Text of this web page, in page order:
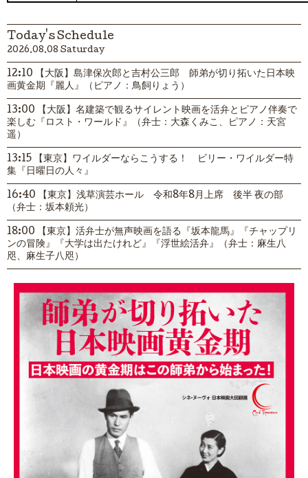
Today's Schedule
2026.08.08 Saturday
12:10 【大阪】島津保次郎と吉村公三郎 師弟が切り拓いた日本映
画黄金期『麗人』（ピアノ：鳥飼りょう）
13:00 【大阪】名建築で観るサイレント映画を活弁とピアノ伴奏で
楽しむ『ロスト・ワールド』（弁士：大森くみこ、ピアノ：天宮
遥）
13:15 【東京】ワイルダーならこうする！ ビリー・ワイルダー特
集『日曜日の人々』
16:40 【東京】浅草演芸ホール 令和8年8月上席 後半 夜の部
（弁士：坂本頼光）
18:00 【東京】活弁士が無声映画を語る『坂本龍馬』『チャップリ
ンの冒険』『大学は出たけれど』『浮世絵活弁』（弁士：麻生八
咫、麻生子八咫）